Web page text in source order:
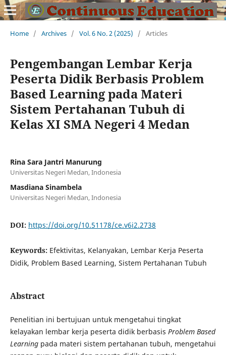
Home / Archives / Vol. 6 No. 2 (2025) / Articles
Pengembangan Lembar Kerja
Peserta Didik Berbasis Problem
Based Learning pada Materi
Sistem Pertahanan Tubuh di
Kelas XI SMA Negeri 4 Medan
Rina Sara Jantri Manurung
Universitas Negeri Medan, Indonesia
Masdiana Sinambela
Universitas Negeri Medan, Indonesia
DOI: https://doi.org/10.51178/ce.v6i2.2738
Keywords: Efektivitas, Kelanyakan, Lembar Kerja Peserta
Didik, Problem Based Learning, Sistem Pertahanan Tubuh
Abstract
Penelitian ini bertujuan untuk mengetahui tingkat
kelayakan lembar kerja peserta didik berbasis Problem Based
Learningpada materi sistem pertahanan tubuh, mengetahui